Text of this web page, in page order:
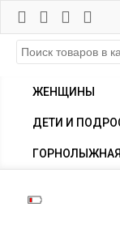
ЖЕНЩИНЫ
ДЕТИ И